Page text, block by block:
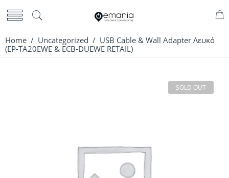
Home / Uncategorized / USB Cable & Wall Adapter Λευκό
(EP-TA20EWE & ECB-DUEWE RETAIL)
SOLD OUT